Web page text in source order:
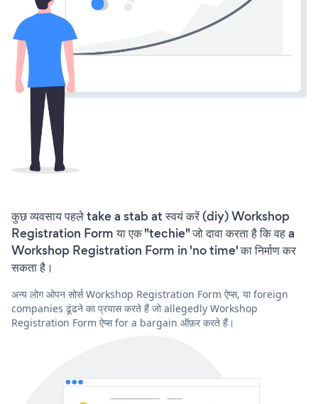
कुछ व्यवसाय पहले take a stab at स्वयं करें (diy) Workshop
Registration Form या एक "techie" जो दावा करता है कि वह a
Workshop Registration Form in 'no time' का निर्माण कर
सकता है।
अन्य लोग ओपन सोर्स Workshop Registration Form ऐप्स, या foreign
companies ढूंढने का प्रयास करते हैं जो allegedly Workshop
Registration Form ऐप्स for a bargain ऑफ़र करते हैं।